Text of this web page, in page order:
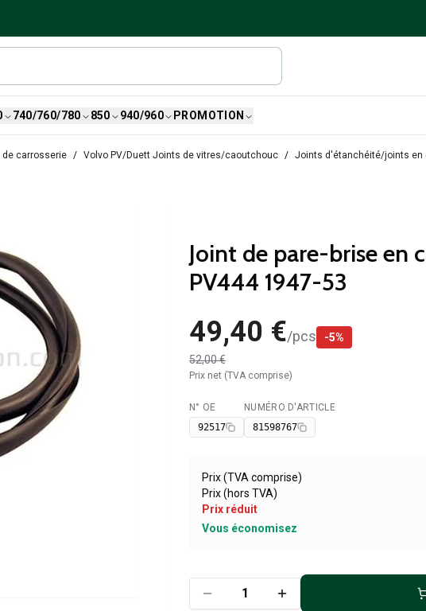
740/760/780 850 940/960 PROMOTION
de carrosserie Volvo PV/Duett Joints de vitres/caoutchouc Joints d'étanchéité/joints en
Joint de pare-brise en
PV444 1947-53
49,40 €/pcs -5%
52,00 €
Prix net (TVA comprise)
Disponible
N° OE
92517
NUMÉRO D'ARTICLE
81598767
Prix (TVA comprise)
Prix (hors TVA)
Prix réduit
Vous économisez